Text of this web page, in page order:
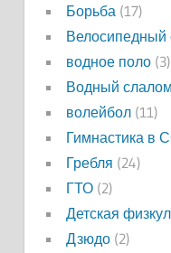
Борьба (17)
водное поло(3)
Водный слалом
волейбол(11)
Гимнастика в
Гребля (24)
ГТО(2)
Детская
Дзюдо(2)